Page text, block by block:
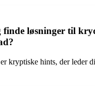
løsninger til
kryptiske hints, der leder